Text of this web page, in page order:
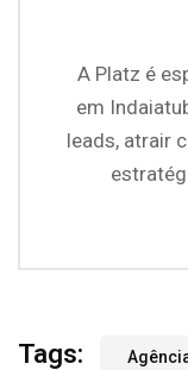
A Platz é
em
leads, atrair
Tags: